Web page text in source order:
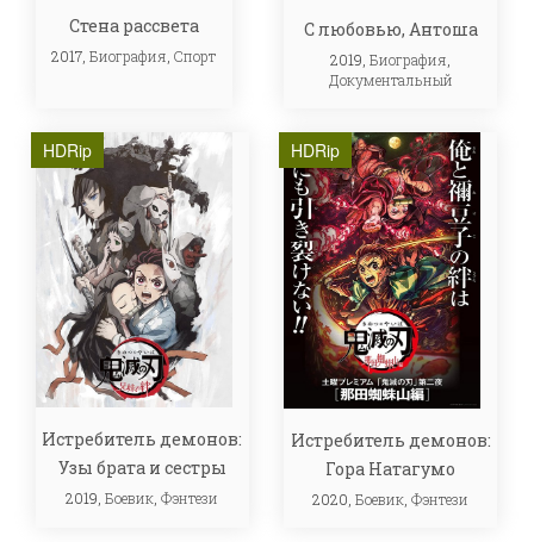
Стена рассвета
2017,Биография,Спорт
С любовью, Антоша
2019,Биография,
Документальный
HDRip
Истребитель демонов:
Узы брата и сестры
2019,Боевик ,Фэнтези
HDRip
Истребитель демонов:
Гора Натагумо
2020,Боевик,Фэнтези